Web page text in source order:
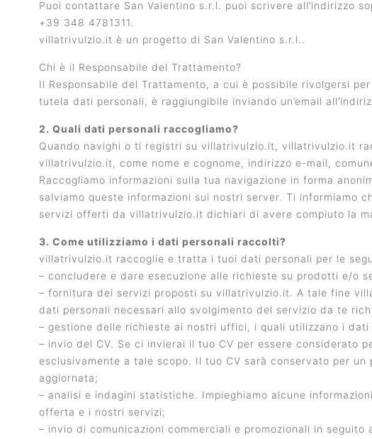
Puoi contattare San Valentino s.r.l. puoi scrivere all’indirizzo
+39 348 4781311.
villatrivulzio.it è un progetto di San Valentino s.r.l..
Chi è il Responsabile del Trattamento?
Il Responsabile del Trattamento, a cui è possibile rivolgersi
tutela dati personali, è raggiungibile inviando un’email
2. Quali dati personali raccogliamo?
Quando navighi o ti registri su villatrivulzio.it, villatrivulzio.it
villatrivulzio.it, come nome e cognome, indirizzo e-mail,
Raccogliamo informazioni sulla tua navigazione in forma
salviamo queste informazioni sui nostri server. Ti
servizi offerti da villatrivulzio.it dichiari di avere compiuto la
3. Come utilizziamo i dati personali raccolti?
villatrivulzio.it raccoglie e tratta i tuoi dati personali per le
– concludere e dare esecuzione alle richieste su prodotti e/o
– fornitura dei servizi proposti su villatrivulzio.it. A tale fine
dati personali necessari allo svolgimento del servizio da te
– gestione delle richieste ai nostri uffici, i quali utilizzano i
– invio del CV. Se ci invierai il tuo CV per essere considerato
esclusivamente a tale scopo. Il tuo CV sarà conservato per
aggiornata;
– analisi e indagini statistiche. Impieghiamo alcune
offerta e i nostri servizi;
– invio di comunicazioni commerciali e promozionali in